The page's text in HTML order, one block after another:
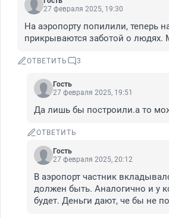
27 февраля 2025, 19:30
На аэропорту попилили, теперь
прикрываются заботой о людях.
ОТВЕТИТЬ 3
Гость
27 февраля 2025, 19:51
Да лишь бы построили.а то
ОТВЕТИТЬ
Гость
27 февраля 2025, 20:12
В аэропорт частник
должен быть. Аналогично и у
будет. Деньги дают, че бы не